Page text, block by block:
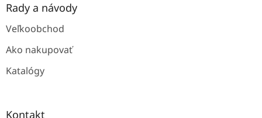
Rady a návody
Veľkoobchod
Ako nakupovať
Katalógy
Kontakt